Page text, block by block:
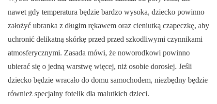
nawet gdy temperatura będzie bardzo wysoka, dziecko powinno
założyć ubranka z długim rękawem oraz cieniutką czapeczkę, aby
uchronić delikatną skórkę przed przed szkodliwymi czynnikami
atmosferycznymi. Zasada mówi, że noworodkowi powinno
ubierać się o jedną warstwę więcej, niż osobie dorosłej. Jeśli
dziecko będzie wracało do domu samochodem, niezbędny będzie
również specjalny fotelik dla malutkich dzieci.